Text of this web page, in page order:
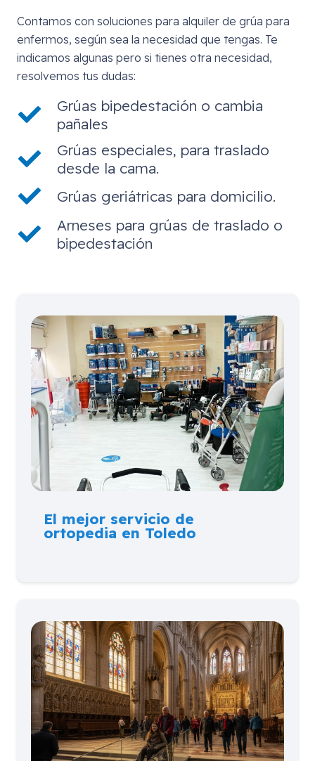
Contamos con soluciones para alquiler de grúa para
enfermos, según sea la necesidad que tengas. Te
indicamos algunas pero si tienes otra necesidad,
resolvemos tus dudas:
Grúas bipedestación o cambia
pañales
Grúas especiales, para traslado
desde la cama.
Grúas geriátricas para domicilio.
Arneses para grúas de traslado o
bipedestación
El mejor servicio de
ortopedia en Toledo